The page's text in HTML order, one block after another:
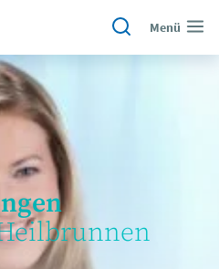
Menü